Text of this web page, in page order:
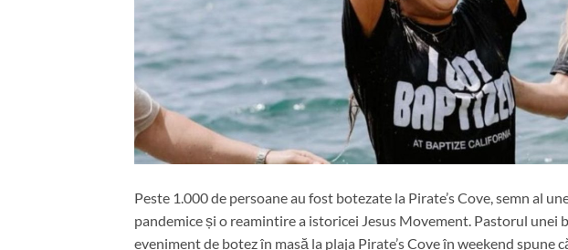
Peste 1.000 de persoane au fost botezate la Pirate’s Cove, semn al
pandemice și o reamintire a istoricei Jesus Movement. Pastorul unei
eveniment de botez în masă la plaja Pirate’s Cove în weekend spune